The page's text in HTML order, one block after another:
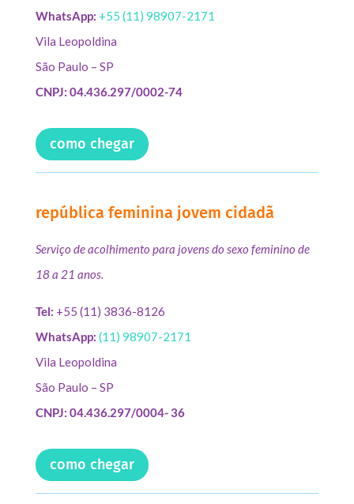
WhatsApp: +55 (11) 98907-2171
Vila Leopoldina
São Paulo – SP
CNPJ: 04.436.297/0002-74
como chegar
república feminina jovem cidadã
Serviço de acolhimento para jovens do sexo feminino de
18 a 21 anos.
Tel: +55 (11) 3836-8126
WhatsApp: (11) 98907-2171
Vila Leopoldina
São Paulo – SP
CNPJ: 04.436.297/0004- 36
como chegar